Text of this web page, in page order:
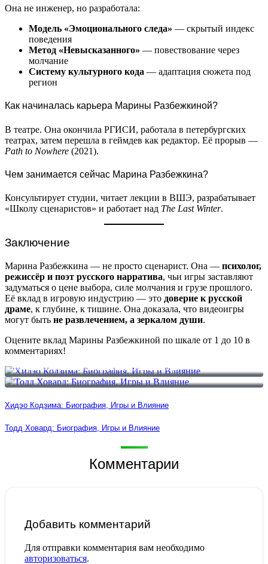
Она не инженер, но разработала:
Модель «Эмоционального следа» — скрытый индекс
поведения
Метод «Невысказанного» — повествование через
молчание
Систему культурного кода — адаптация сюжета под
регион
Как начиналась карьера Марины Разбежкиной?
В театре. Она окончила РГИСИ, работала в петербургских
театрах, затем перешла в геймдев как редактор. Её прорыв —
Path to Nowhere (2021).
Чем занимается сейчас Марина Разбежкина?
Консультирует студии, читает лекции в ВШЭ, разрабатывает
«Школу сценаристов» и работает над The Last Winter.
Заключение
Марина Разбежкина — не просто сценарист. Она — психолог,
режиссёр и поэт русского нарратива, чьи игры заставляют
задуматься о цене выбора, силе молчания и грузе прошлого.
Её вклад в игровую индустрию — это доверие к русской
драме, к глубине, к тишине. Она доказала, что видеоигры
могут быть не развлечением, а зеркалом души.
Оцените вклад Марины Разбежкиной по шкале от 1 до 10 в
комментариях!
Хидэо Кодзима: Биография, Игры и Влияние
Тодд Ховард: Биография, Игры и Влияние
Хидэо Кодзима: Биография, Игры и Влияние
Тодд Ховард: Биография, Игры и Влияние
Комментарии
Добавить комментарий
Для отправки комментария вам необходимо
авторизоваться.